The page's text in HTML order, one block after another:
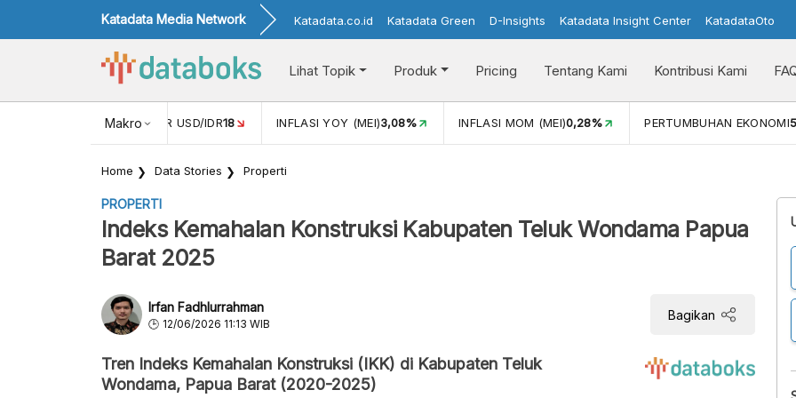
Katadata Media Network Katadata.co.id Katadata Green D-Insights Katadata Insight Center KatadataOto
Lihat Topik Produk Pricing Tentang Kami Kontribusi Kami
Makro
NILAI TUKAR USD/IDR18 INFLASI YOY (MEI)3,08% INFLASI MOM (MEI)0,28% PERTUMBUHAN EKONOMI
Home Data Stories Properti
PROPERTI
Indeks Kemahalan Konstruksi Kabupaten Teluk Wondama Papua
Barat 2025
Irfan Fadhlurrahman
12/06/2026 11:13 WIB
Bagikan
Tren Indeks Kemahalan Konstruksi (IKK) di Kabupaten Teluk
Wondama, Papua Barat (2020-2025)